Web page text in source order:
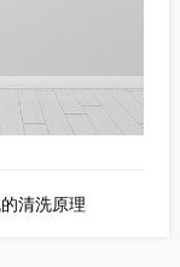
清洗原理